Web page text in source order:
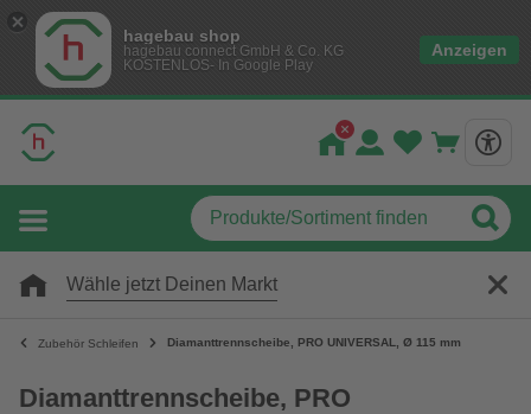
hagebau shop
hagebau connect GmbH & Co. KG
KOSTENLOS- In Google Play
Anzeigen
Wähle jetzt Deinen Markt
Zubehör Schleifen Diamanttrennscheibe, PRO UNIVERSAL, Ø 115 mm
Diamanttrennscheibe, PRO